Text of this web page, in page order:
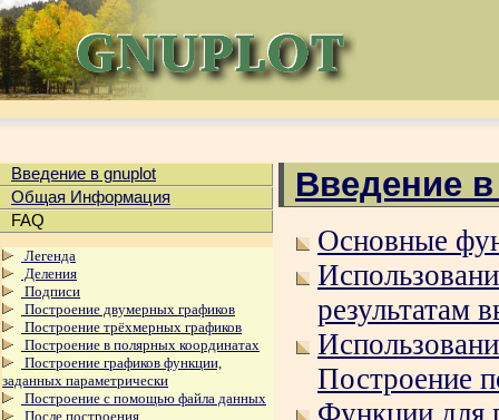
Введение в gnuplot
Общая Информация
FAQ
Легенда
Деления
Подписи
Построение двумерных графиков
Построение трёхмерных графиков
Построение в полярных координатах
Построение графиков функции,
заданных параметрически
Построение с помощью файла данных
После построения
Введение
Основные
результатам
Построение
Функции для